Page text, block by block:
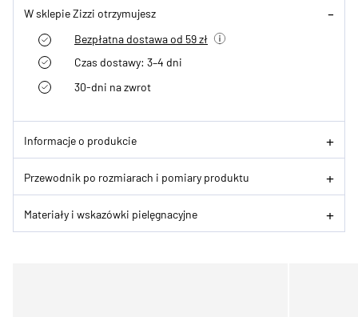
W sklepie Zizzi otrzymujesz
Bezpłatna dostawa od 59 zł
Czas dostawy: 3–4 dni
30-dni na zwrot
Informacje o produkcie
Przewodnik po rozmiarach i pomiary produktu
Materiały i wskazówki pielęgnacyjne